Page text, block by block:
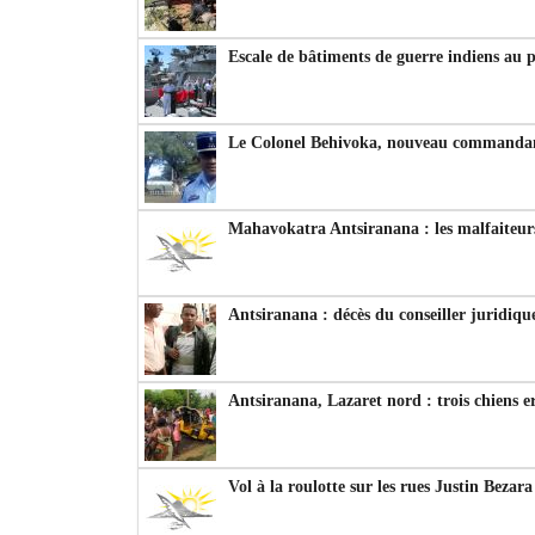
Escale de bâtiments de guerre indiens au
Le Colonel Behivoka, nouveau
Mahavokatra Antsiranana : les
Antsiranana : décès du conseiller
Antsiranana, Lazaret nord : trois chiens
Vol à la roulotte sur les rues Justin